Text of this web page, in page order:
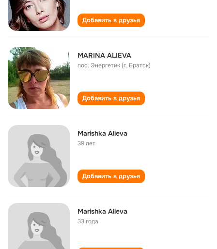
Добавить в друзья
MARINA ALIEVA
пос. Энергетик (г. Братск)
Добавить в друзья
Marishka Alieva
39 лет
Добавить в друзья
Marishka Alieva
33 года